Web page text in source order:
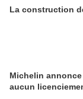
La construction
Michelin
aucun